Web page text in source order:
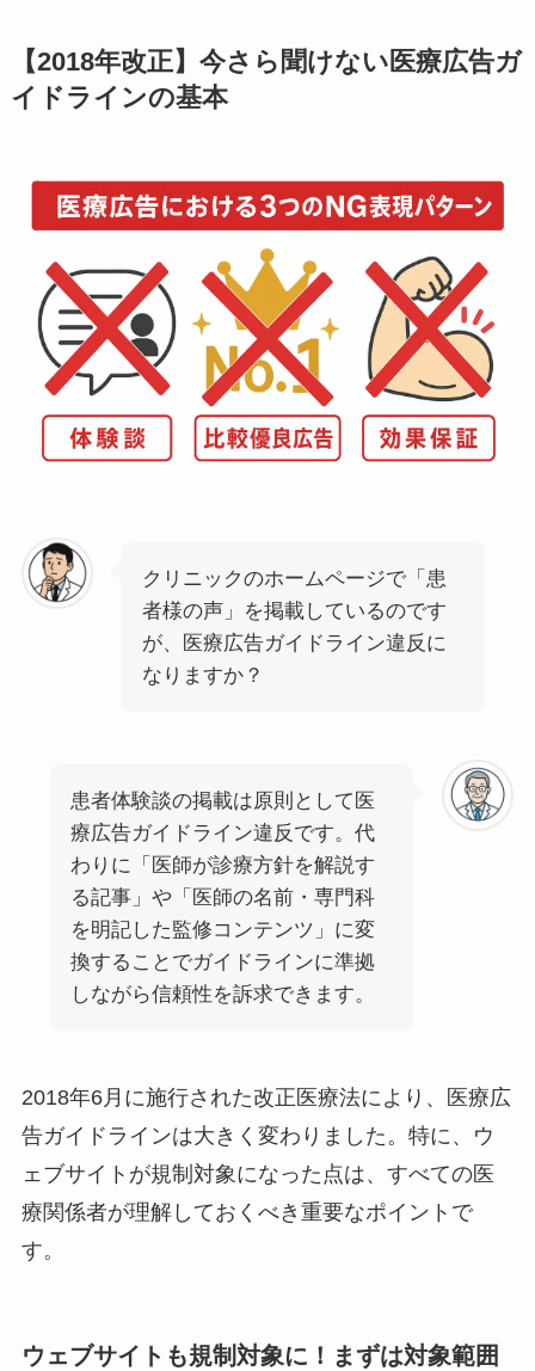
【2018年改正】今さら聞けない医療広告ガ
イドラインの基本
クリニックのホームページで「患
者様の声」を掲載しているのです
が、医療広告ガイドライン違反に
なりますか？
患者体験談の掲載は原則として医
療広告ガイドライン違反です。代
わりに「医師が診療方針を解説す
る記事」や「医師の名前・専門科
を明記した監修コンテンツ」に変
換することでガイドラインに準拠
しながら信頼性を訴求できます。
2018年6月に施行された改正医療法により、医療広
告ガイドラインは大きく変わりました。特に、ウ
ェブサイトが規制対象になった点は、すべての医
療関係者が理解しておくべき重要なポイントで
す。
ウェブサイトも規制対象に！まずは対象範囲